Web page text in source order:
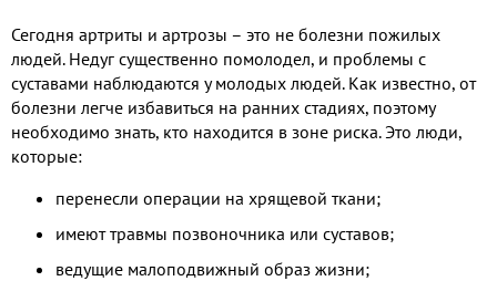
Сегодня артриты и артрозы – это не болезни пожилых
людей. Недуг существенно помолодел, и проблемы с
суставами наблюдаются у молодых людей. Как известно, от
болезни легче избавиться на ранних стадиях, поэтому
необходимо знать, кто находится в зоне риска. Это люди,
которые:
перенесли операции на хрящевой ткани;
имеют травмы позвоночника или суставов;
ведущие малоподвижный образ жизни;